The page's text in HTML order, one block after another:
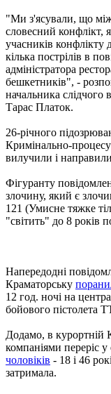
"Ми з'ясували, що
словесний конфлікт,
учасників конфлікту
кілька пострілів в
адміністратора
бешкетників", -
начальника слідчого
Тарас Платок.
26-річного
Кримінально-
вилучили і
Фігуранту
злочину, який є
121 (Умисне тяжке
"світить" до 8 років
Напередодні
Краматорську
12 год. ночі на
бойового пістолета
Додамо, в курортній
компаніями переріс у
чоловіків - 18 і 46
затримала.